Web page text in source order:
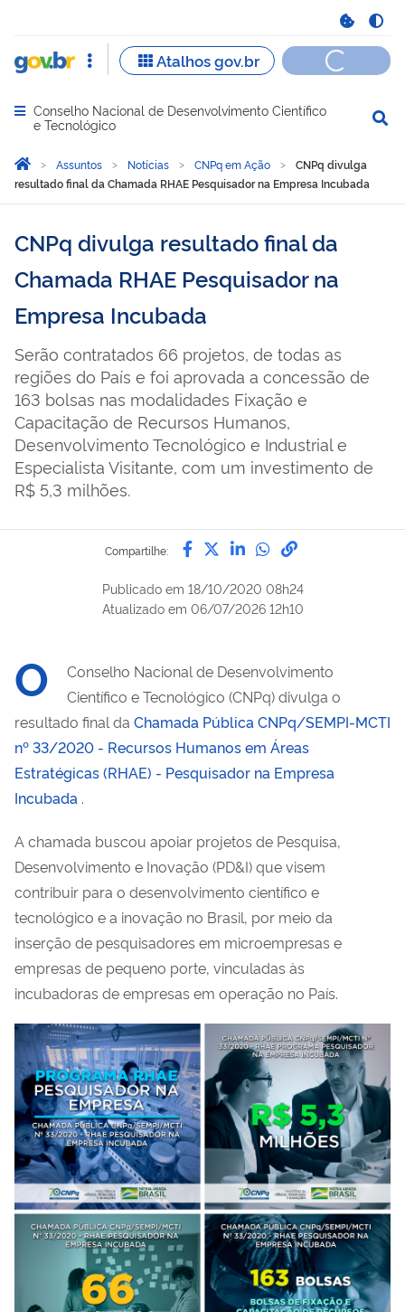
Abrir menu principal de navegação
Conselho Nacional de Desenvolvimento Científico
e Tecnológico
Você está aqui:
Página Inicial
Assuntos Notícias CNPq em Ação
CNPq divulga
resultado final da Chamada RHAE Pesquisador na Empresa Incubada
CNPq divulga resultado final da
Chamada RHAE Pesquisador na
Empresa Incubada
Serão contratados 66 projetos, de todas as
regiões do País e foi aprovada a concessão de
163 bolsas nas modalidades Fixação e
Capacitação de Recursos Humanos,
Desenvolvimento Tecnológico e Industrial e
Especialista Visitante, com um investimento de
R$ 5,3 milhões.
Compartilhe: Compartilhe por Facebook
Compartilhe por Twitter
Compartilhe por
Compartilhe
link para
Publicado em 18/10/2020 08h24
Atualizado em 06/07/2026 12h10
O
Conselho Nacional de Desenvolvimento
Científico e Tecnológico (CNPq) divulga o
resultado final da Chamada Pública CNPq/SEMPI-MCTI
nº 33/2020 - Recursos Humanos em Áreas
Estratégicas (RHAE) - Pesquisador na Empresa
Incubada .
A chamada buscou apoiar projetos de Pesquisa,
Desenvolvimento e Inovação (PD&I) que visem
contribuir para o desenvolvimento científico e
tecnológico e a inovação no Brasil, por meio da
inserção de pesquisadores em microempresas e
empresas de pequeno porte, vinculadas às
incubadoras de empresas em operação no País.